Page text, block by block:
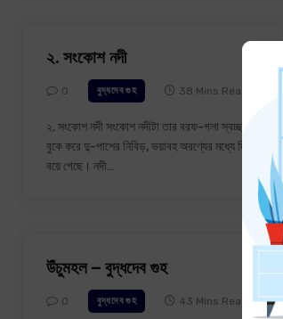
২. সংকোশ নদী
0 বুদ্ধদেব গুহ 38 Mins Read
২. সংকোশ নদী সংকোশ নদীটা তার বরফ-গলা স্বচ্ছ জল
বুকে করে দু-পাশের নিবিড়, ভয়াবহ অরণ্যের মধ্যে দিয়ে
বয়ে গেছে। নদী…
উঁচুমহল – বুদ্ধদেব গুহ
0 বুদ্ধদেব গুহ 43 Mins Read